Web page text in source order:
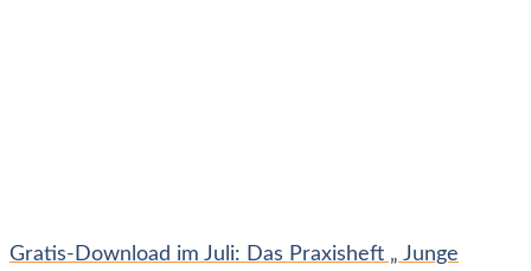
Gratis-Download im Juli: Das Praxisheft „ Junge